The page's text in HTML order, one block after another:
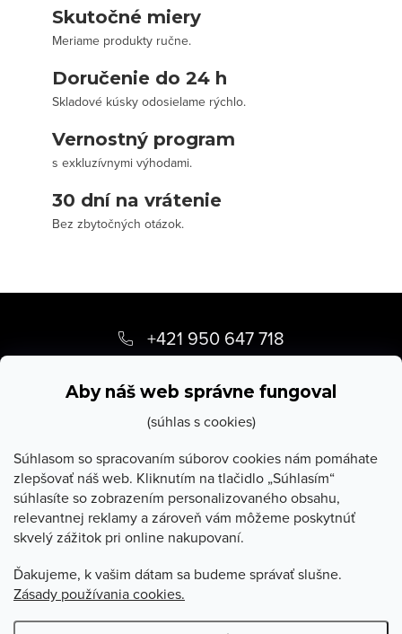
Aby náš web správne fungoval
(súhlas s cookies)
Súhlasom so spracovaním súborov cookies nám pomáhate
zlepšovať náš web. Kliknutím na tlačidlo „Súhlasím“
súhlasíte so zobrazením personalizovaného obsahu,
relevantnej reklamy a zároveň vám môžeme poskytnúť
skvelý zážitok pri online nakupovaní.
Ďakujeme, k vašim dátam sa budeme správať slušne.
Zásady používania cookies.
Skutočné miery
Meriame produkty ručne.
Doručenie do 24 h
Skladové kúsky odosielame rýchlo.
Vernostný program
s exkluzívnymi výhodami.
30 dní na vrátenie
Bez zbytočných otázok.
p
+421 950 647 718
O Stevula
Poradňa